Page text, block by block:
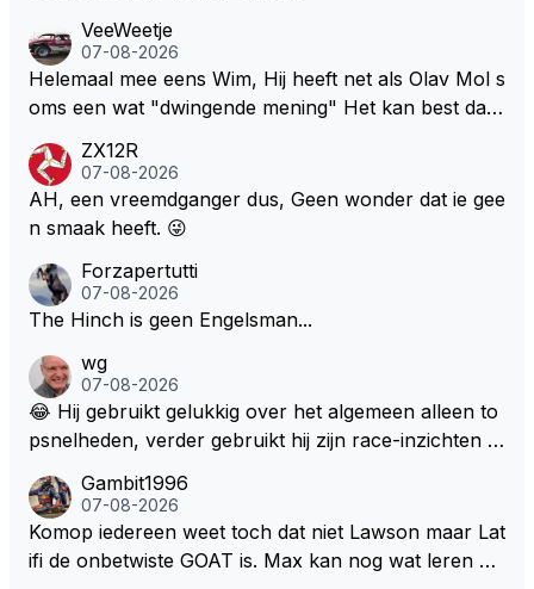
VeeWeetje
07-08-2026
Helemaal mee eens Wim, Hij heeft net als Olav Mol s
oms een wat "dwingende mening" Het kan best dat
l bij Windsor op te roepen. Maar in een tijd zonder r
aces zijn dit leuke berichtjes
ZX12R
07-08-2026
AH, een vreemdganger dus, Geen wonder dat ie gee
n smaak heeft. 😜
Forzapertutti
07-08-2026
The Hinch is geen Engelsman...
wg
07-08-2026
😂 Hij gebruikt gelukkig over het algemeen alleen to
psnelheden, verder gebruikt hij zijn race-inzichten q
een bocht zegt helemaal niets, dus wat dat betreft h
eeft hij sowieso gelijk 😂.
Gambit1996
07-08-2026
Komop iedereen weet toch dat niet Lawson maar Lat
ifi de onbetwiste GOAT is. Max kan nog wat leren va